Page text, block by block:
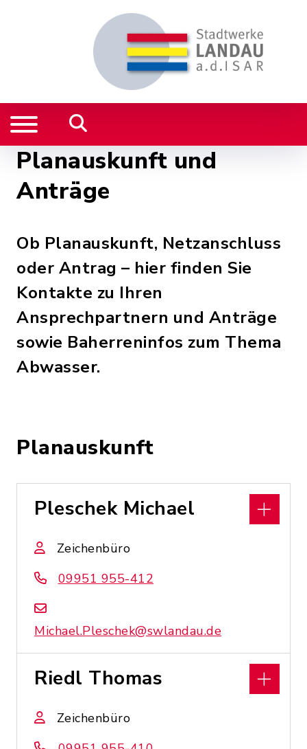
Planauskunft und
Anträge
Ob Planauskunft, Netzanschluss
oder Antrag – hier finden Sie
Kontakte zu Ihren
Ansprechpartnern und Anträge
sowie Baherreninfos zum Thema
Abwasser.
Planauskunft
Pleschek Michael
Zeichenbüro
09951 955-412
Michael.Pleschek@swlandau.de
Riedl Thomas
Zeichenbüro